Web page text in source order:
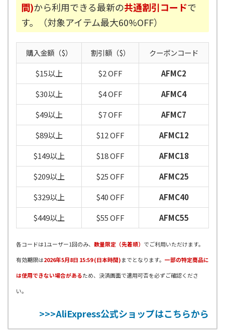
間)から利用できる最新の共通割引コードで
す。（対象アイテム最大60%OFF）
購入金額（$） 割引額（$）
クーポンコード
$15以上
$2 OFF
AFMC2
$30以上
$4 OFF
AFMC4
$49以上
$7 OFF
AFMC7
$89以上
$12 OFF
AFMC12
$149以上
$18 OFF
AFMC18
$209以上
$25 OFF
AFMC25
$329以上
$40 OFF
AFMC40
$449以上
$55 OFF AFMC55
各コードは1ユーザー1回のみ、 数量限定（先着順） でご利用いただけます。
有効期限は2026年5月8日 15:59 (日本時間)までとなります。 一部の特定商品に
は使用できない場合があるため、決済画面で適用可否を必ずご確認くださ
い。
>>>AliExpress公式ショップはこちらから